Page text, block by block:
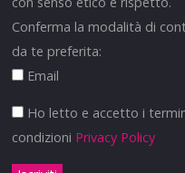
Conferma la modalità di
da te preferita:
Email
Ho letto e accetto i
condizioni Privacy Policy